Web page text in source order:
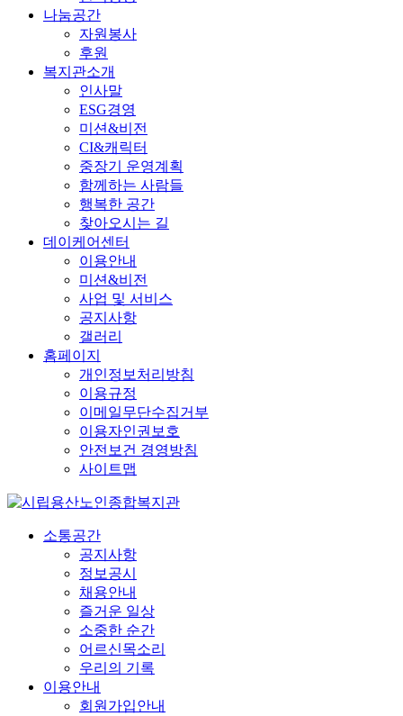
나눔공간
자원봉사
후원
복지관소개
인사말
ESG경영
미션&비전
CI&캐릭터
중장기 운영계획
함께하는 사람들
행복한 공간
찾아오시는 길
데이케어센터
이용안내
미션&비전
사업 및 서비스
공지사항
갤러리
홈페이지
개인정보처리방침
이용규정
이메일무단수집거부
이용자인권보호
안전보건 경영방침
사이트맵
소통공간
공지사항
정보공시
채용안내
즐거운 일상
소중한 순간
어르신목소리
우리의 기록
이용안내
회원가입안내